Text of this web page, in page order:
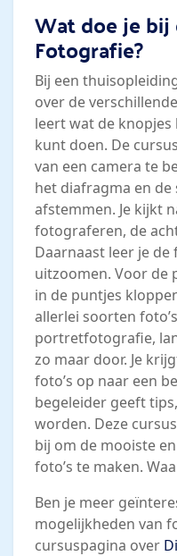
Wat doe je
Fotografie?
Bij een
over de
leert wat de
kunt doen. De
van een camera te
het diafragma en
afstemmen. Je kijkt
fotograferen, de
Daarnaast leer je de
uitzoomen. Voor de
in de puntjes
allerlei soorten
portretfotografie,
zo maar door. Je
foto’s op naar een
begeleider geeft
worden. Deze
bij om de mooiste
foto’s te maken.
Ben je meer
mogelijkheden van
cursuspagina over